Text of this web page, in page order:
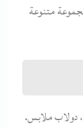
متنوعة
دولاب ملابس.